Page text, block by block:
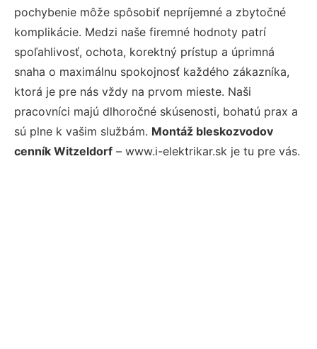
pochybenie môže spôsobiť nepríjemné a zbytočné
komplikácie. Medzi naše firemné hodnoty patrí
spoľahlivosť, ochota, korektný prístup a úprimná
snaha o maximálnu spokojnosť každého zákazníka,
ktorá je pre nás vždy na prvom mieste. Naši
pracovníci majú dlhoročné skúsenosti, bohatú prax a
sú plne k vašim službám. Montáž bleskozvodov
cenník Witzeldorf – www.i-elektrikar.sk je tu pre vás.